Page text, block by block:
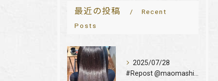
最近の投稿
Recent
Posts
2025/07/28